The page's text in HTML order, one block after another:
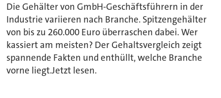
Die Gehälter von GmbH-Geschäftsführern in der
Industrie variieren nach Branche. Spitzengehälter
von bis zu 260.000 Euro überraschen dabei. Wer
kassiert am meisten? Der Gehaltsvergleich zeigt
spannende Fakten und enthüllt, welche Branche
vorne liegt.Jetzt lesen.